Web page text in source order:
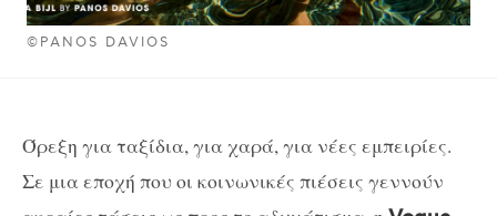
©PANOS DAVIOS
Όρεξη για ταξίδια, για χαρά, για νέες εμπειρίες.
Σε μια εποχή που οι κοινωνικές πιέσεις γεννούν